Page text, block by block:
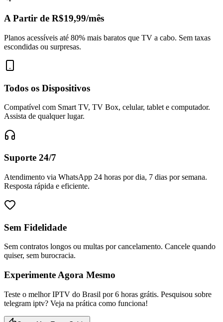
A Partir de R$19,99/mês
Planos acessíveis até 80% mais baratos que TV a cabo. Sem taxas
escondidas ou surpresas.
Todos os Dispositivos
Compatível com Smart TV, TV Box, celular, tablet e computador.
Assista de qualquer lugar.
Suporte 24/7
Atendimento via WhatsApp 24 horas por dia, 7 dias por semana.
Resposta rápida e eficiente.
Sem Fidelidade
Sem contratos longos ou multas por cancelamento. Cancele quando
quiser, sem burocracia.
Experimente Agora Mesmo
Teste o melhor IPTV do Brasil por 6 horas grátis. Pesquisou sobre
telegram iptv? Veja na prática como funciona!